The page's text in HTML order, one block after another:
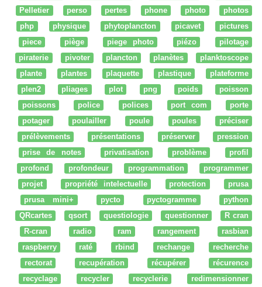
Pelletier
perso pertes phone photo
photos
php
physique phytoplancton picavet
pictures
piece
piège piege photo piézo
pilotage
piraterie
pivoter plancton planètes
planktoscope
plante
plantes plaquette plastique
plateforme
plen2
pliages plot png poids
poisson
poissons
police polices port com
porte
potager
poulailler poule poules
préciser
prélèvements
présentations préserver
pression
prise de notes
privatisation problème
profil
profond
profondeur programmation
programmer
projet
propriété intelectuelle protection
prusa
prusa mini+
pycto pyctogramme
python
QRcartes
qsort questiologie questionner
R cran
R-cran
radio ram rangement
rasbian
raspberry
raté rbind rechange
recherche
rectorat
recupération récupérer
récurence
recyclage
recycler recyclerie
redimensionner